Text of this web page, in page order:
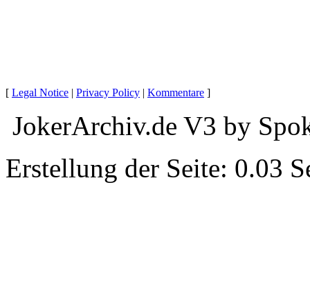
[ Legal Notice | Privacy Policy | Kommentare ]
JokerArchiv.de V3 by
Erstellung der Seite: 0.03